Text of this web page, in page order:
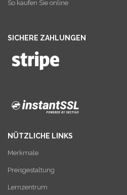
So kaufen Sie online
SICHERE ZAHLUNGEN
NÜTZLICHE LINKS
Merkmale
Preisgestaltung
Lernzentrum